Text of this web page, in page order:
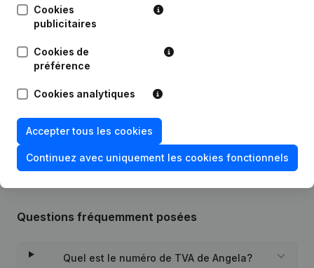
Date Publication
26-07-2021
Statuts (Traduction, Coordination,
Autres Modifications, …) -
Personne Morale, Ouverture
Succursale, etc...)
Questions fréquemment posées
Quel est le numéro de TVA de Angela?
Cookies
publicitaires
Cookies de
préférence
Cookies analytiques
Accepter tous les cookies
Continuez avec uniquement les cookies fonctionnels